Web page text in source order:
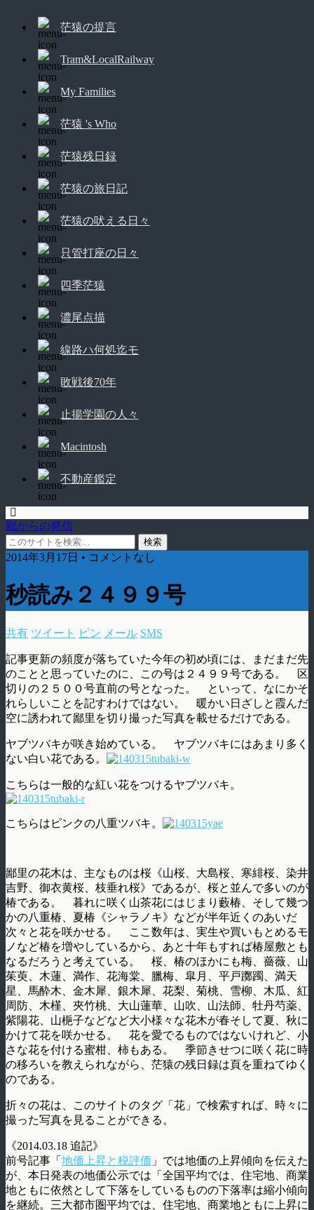
茫猿の提言
Tram&LocalRailway
My Families
茫猿 's Who
茫猿残日録
茫猿の旅日記
茫猿の吠える日々
只管打座の日々
四季茫猿
濃尾点描
線路ハ何処迄モ
敗戦後70年
止揚学園の人々
Macintosh
不動産鑑定
鄙からの発信
2014年3月17日 • コメントなし
秒読み２４９９号
共有 ツイート ピン メール SMS
記事更新の頻度が落ちていた今年の初め頃には、まだまだ先
のことと思っていたのに、この号は２４９９号である。 区
切りの２５００号直前の号となった。 といって、なにかそ
れらしいことを記すわけではない。 暖かい日ざしと霞んだ
空に誘われて鄙里を切り撮った写真を載せるだけである。
ヤブツバキが咲き始めている。 ヤブツバキにはあまり多く
ない白い花である。
こちらは一般的な紅い花をつけるヤブツバキ。
こちらはピンクの八重ツバキ。
鄙里の花木は、主なものは桜《山桜、大島桜、寒緋桜、染井
吉野、御衣黄桜、枝垂れ桜》であるが、桜と並んで多いのが
椿である。 暮れに咲く山茶花にはじまり藪椿、そして幾つ
かの八重椿、夏椿《シャラノキ》などが半年近くのあいだ
次々と花を咲かせる。 ここ数年は、実生や買いもとめるモ
ノなど椿を増やしているから、あと十年もすれば椿屋敷とも
なるだろうと考えている。 桜、椿のほかにも梅、薔薇、山
茱萸、木蓮、満作、花海棠、臘梅、皐月、平戸躑躅、満天
星、馬酔木、金木犀、銀木犀、花梨、菊桃、雪柳、木瓜、紅
周防、木槿、夾竹桃、大山蓮華、山吹、山法師、牡丹芍薬、
紫陽花、山梔子などなど大小様々な花木が春そして夏、秋に
かけて花を咲かせる。 花を愛でるものではないけれど、小
さな花を付ける蜜柑、柿もある。 季節きせつに咲く花に時
の移ろいを教えられながら、茫猿の残日録は頁を重ねてゆく
のである。
折々の花は、このサイトのタグ「花」で検索すれば、時々に
撮った写真を見ることができる。
《2014.03.18 追記》
前号記事「 地価上昇と税評価 」では地価の上昇傾向を伝えた
が、本日発表の地価公示では「全国平均では、住宅地、商業
地ともに依然として下落をしているものの下落率は縮小傾向
を継続。三大都市圏平均では、住宅地、商業地ともに上昇に